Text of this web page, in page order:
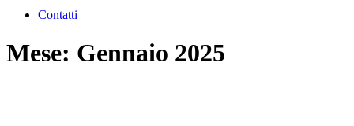
Contatti
Mese: Gennaio 2025